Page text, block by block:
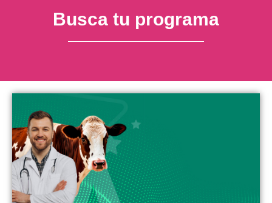
Busca tu programa